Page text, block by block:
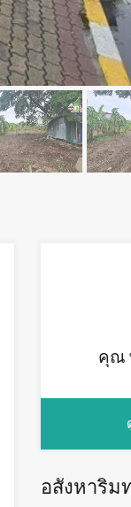
คุณ
อสังหาริม